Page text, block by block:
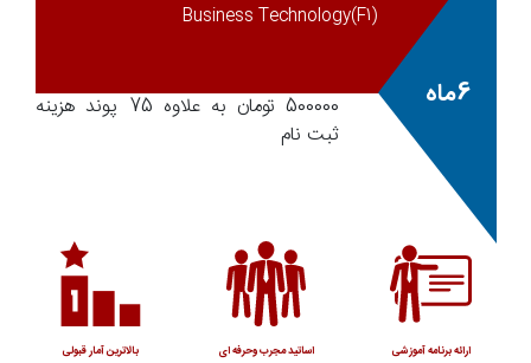
Business Technology(F1)
6ماه
500000 تومان به علاوه 75 پوند هزینه
ثبت نام
ارائه برنامه آموزشی اساتید مجرب وحرفه ای بالاترین آمار قبولی